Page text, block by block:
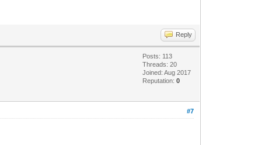
Reply
Posts: 113
Threads: 20
Joined: Aug 2017
Reputation:0
#7